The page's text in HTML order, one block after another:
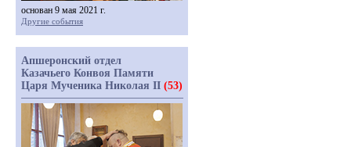
основан 9 мая 2021 г.
Другие события
Апшеронский отдел
Казачьего Конвоя Памяти
Царя Мученика Николая II (53)